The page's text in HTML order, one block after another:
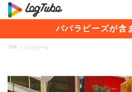
パパラピーズが含
TOP > パパラピーズ